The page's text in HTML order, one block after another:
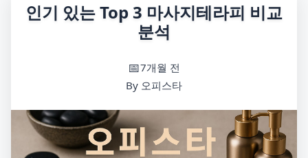
인기 있는 Top 3 마사지테라피 비교
분석
7개월 전
By 오피스타